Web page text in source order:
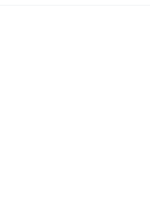
reservedele
16.00